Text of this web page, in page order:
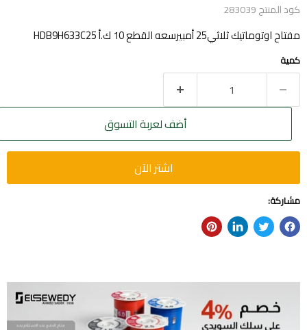
كود المنتج283039
مفتاح اوتوماتيك ثلاثي25 أمبيرسعه القطع 10 ك.أ HDB9H633C25
كمية
أضف لعربة التسوق
اشتر الآن
مشاركة: